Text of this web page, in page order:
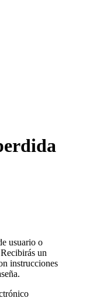
usuario o
un
instrucciones